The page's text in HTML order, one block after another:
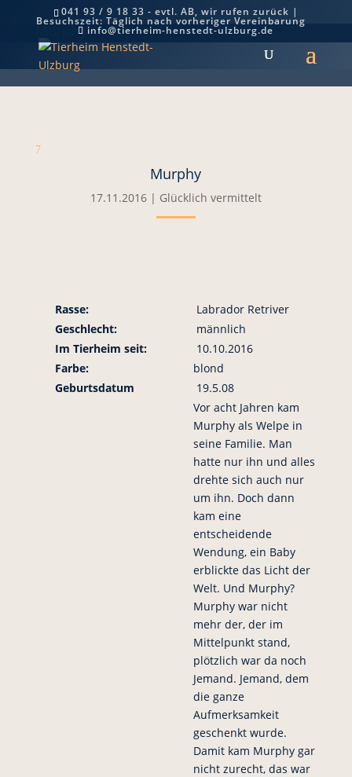
041 93 / 9 18 33 - evtl. AB, wir rufen zurück |
Besuchszeit: Täglich nach vorheriger Vereinbarung
info@tierheim-henstedt-ulzburg.de
Murphy
7
Murphy
17.11.2016| Glücklich vermittelt
Rasse:
Labrador Retriver
Geschlecht:
männlich
Im Tierheim seit:
10.10.2016
Farbe:
blond
Geburtsdatum
19.5.08
Vor acht Jahren kam
Murphy als Welpe in
seine Familie. Man
hatte nur ihn und alles
drehte sich auch nur
um ihn. Doch dann
kam eine
entscheidende
Wendung, ein Baby
erblickte das Licht der
Welt. Und Murphy?
Murphy war nicht
mehr der, der im
Mittelpunkt stand,
plötzlich war da noch
Jemand. Jemand, dem
die ganze
Aufmerksamkeit
geschenkt wurde.
Damit kam Murphy gar
nicht zurecht, das war